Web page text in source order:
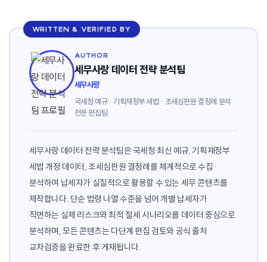
WRITTEN & VERIFIED BY
AUTHOR
세무사랑 데이터 전략 분석팀
세무사랑
국세청 예규 · 기획재정부 세법 · 조세심판원 결정례 분석
전문 편집팀
세무사랑 데이터 전략 분석팀은 국세청 최신 예규, 기획재정부
세법 개정 데이터, 조세심판원 결정례를 체계적으로 수집·
분석하여 납세자가 실질적으로 활용할 수 있는 세무 콘텐츠를
제작합니다. 단순 법령 나열 수준을 넘어 개별 납세자가
직면하는 실제 리스크와 최적 절세 시나리오를 데이터 중심으로
분석하며, 모든 콘텐츠는 다단계 편집 검토와 공식 출처
교차검증을 완료한 후 게재됩니다.